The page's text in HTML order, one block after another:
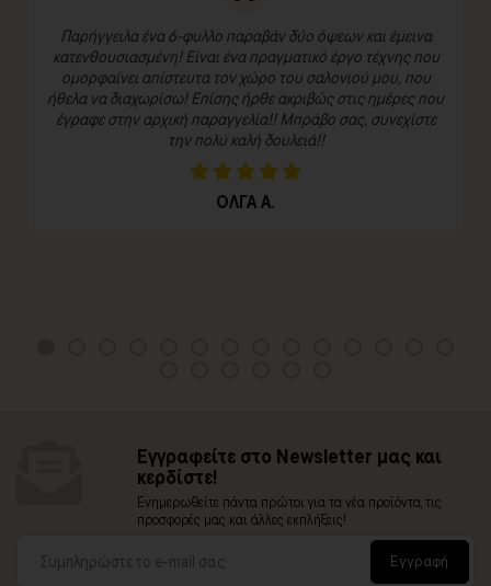
Παρήγγειλα ένα 6-φυλλο παραβάν δύο όψεων και έμεινα
κατενθουσιασμένη! Είναι ένα πραγματικό έργο τέχνης που
ομορφαίνει απίστευτα τον χώρο του σαλονιού μου, που
ήθελα να διαχωρίσω! Επίσης ήρθε ακριβώς στις ημέρες που
έγραφε στην αρχική παραγγελία!! Μπράβο σας, συνεχίστε
την πολύ καλή δουλειά!!
ΟΛΓΑ Α.
Εγγραφείτε στο Newsletter μας και
κερδίστε!
Ενημερωθείτε πάντα πρώτοι για τα νέα προϊόντα, τις
προσφορές μας και άλλες εκπλήξεις!
Εγγραφή